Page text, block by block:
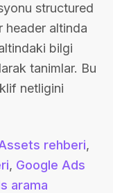
structured
header altinda
bilgi
tanimlar. Bu
netligini
rehberi,
, Google Ads
arama